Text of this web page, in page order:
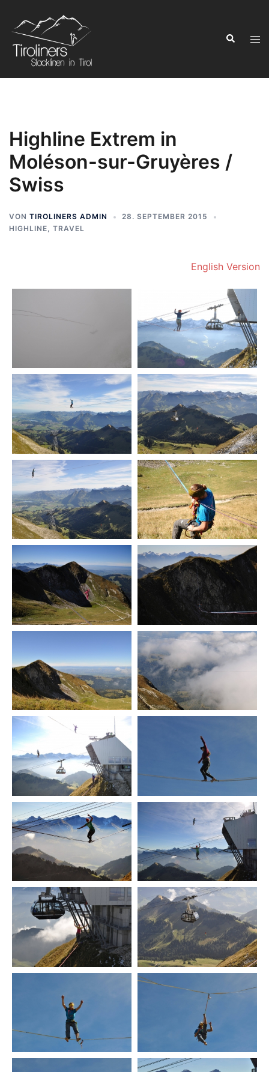
Inhalt
springen
Suchen
Highline Extrem in
Moléson-sur-Gruyères /
Swiss
VON TIROLINERS ADMIN
28. SEPTEMBER 2015
HIGHLINE, TRAVEL
English Version